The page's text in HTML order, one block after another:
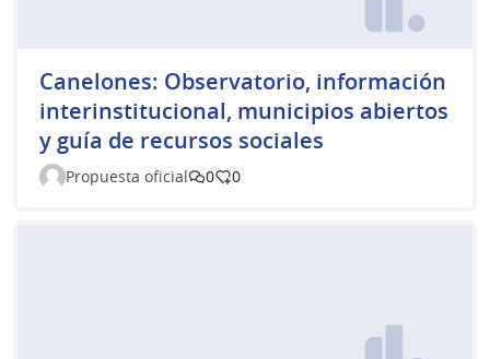
Canelones: Observatorio, información
interinstitucional, municipios abiertos
y guía de recursos sociales
Propuesta oficial 0 0